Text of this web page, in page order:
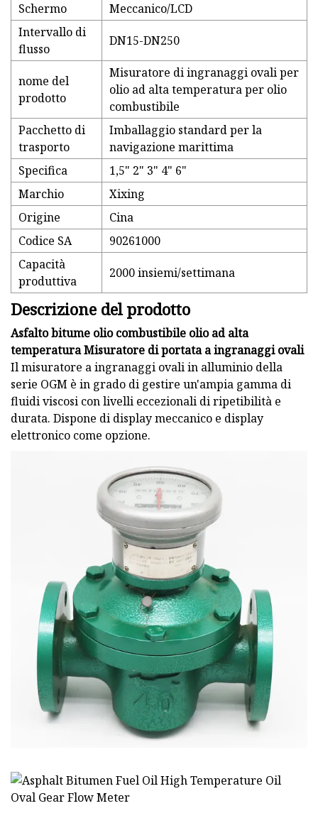
Schermo
Meccanico/LCD
Intervallo di
flusso
DN15-DN250
nome del
prodotto
Misuratore di ingranaggi ovali per
olio ad alta temperatura per olio
combustibile
Pacchetto di
trasporto
Imballaggio standard per la
navigazione marittima
Specifica
1,5" 2" 3" 4" 6"
Marchio
Xixing
Origine
Cina
Codice SA
90261000
Capacità
produttiva
2000 insiemi/settimana
Descrizione del prodotto
Asfalto bitume olio combustibile olio ad alta
temperatura Misuratore di portata a ingranaggi ovali
Il misuratore a ingranaggi ovali in alluminio della
serie OGM è in grado di gestire un'ampia gamma di
fluidi viscosi con livelli eccezionali di ripetibilità e
durata. Dispone di display meccanico e display
elettronico come opzione.